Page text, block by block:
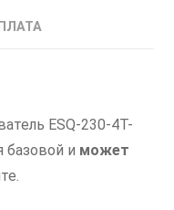
ESQ-230-4T-
базовой и может